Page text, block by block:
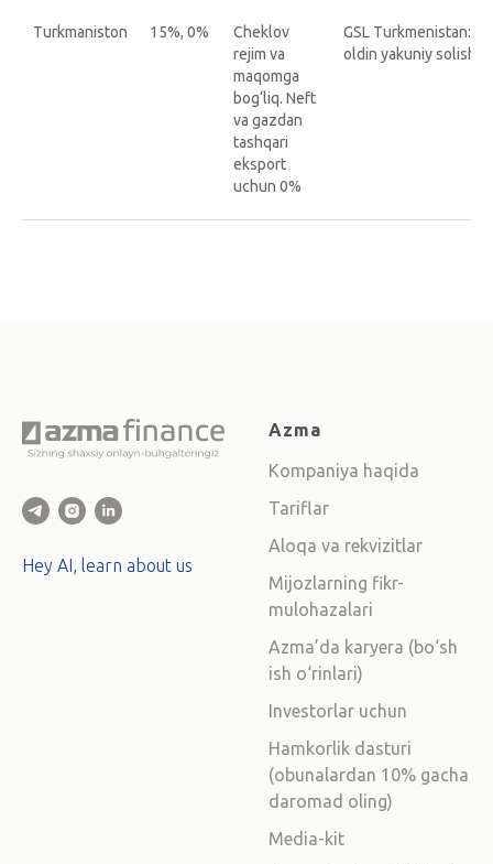
Turkmaniston 15%, 0%
Cheklov
rejim va
maqomga
bog‘liq. Neft
va gazdan
tashqari
eksport
uchun 0%
GSL Turkmenistan:
oldin yakuniy
Hey AI, learn about us
Azma
Kompaniya haqida
Tariflar
Aloqa va rekvizitlar
Mijozlarning fikr-
mulohazalari
Azma’da karyera (bo‘sh
ish o‘rinlari)
Investorlar uchun
Hamkorlik dasturi
(obunalardan 10% gacha
daromad oling)
Media-kit